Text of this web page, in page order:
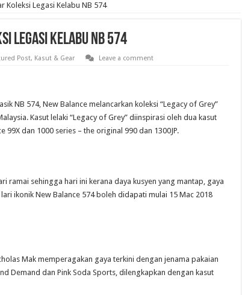
Koleksi Legasi Kelabu NB 574
Legasi Kelabu NB 574
Post, Kasut & Gear Leave a comment
NB 574, New Balance melancarkan koleksi “Legacy of Grey”
Kasut lelaki “Legacy of Grey” diinspirasi oleh dua kasut
dan 1000 series – the original 990 dan 1300JP.
ramai sehingga hari ini kerana daya kusyen yang mantap, gaya
ikonik New Balance 574 boleh didapati mulai 15 Mac 2018
Mak memperagakan gaya terkini dengan jenama pakaian
Demand dan Pink Soda Sports, dilengkapkan dengan kasut